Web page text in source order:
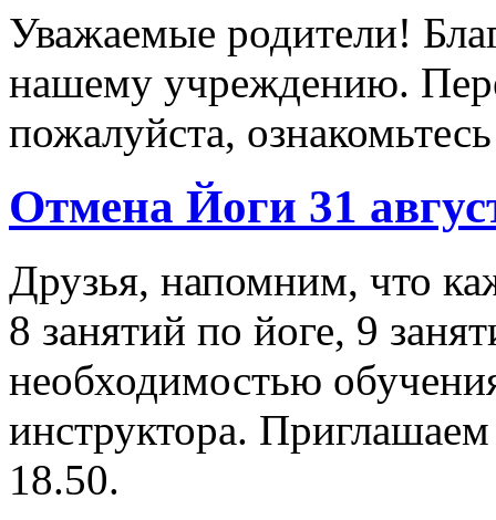
Уважаемые родители!
нашему учреждению.
пожалуйста,
Отмена Йоги 31
Друзья, напомним, что
8 занятий по йоге, 9
необходимостью
инструктора. Приглашаем
18.50.